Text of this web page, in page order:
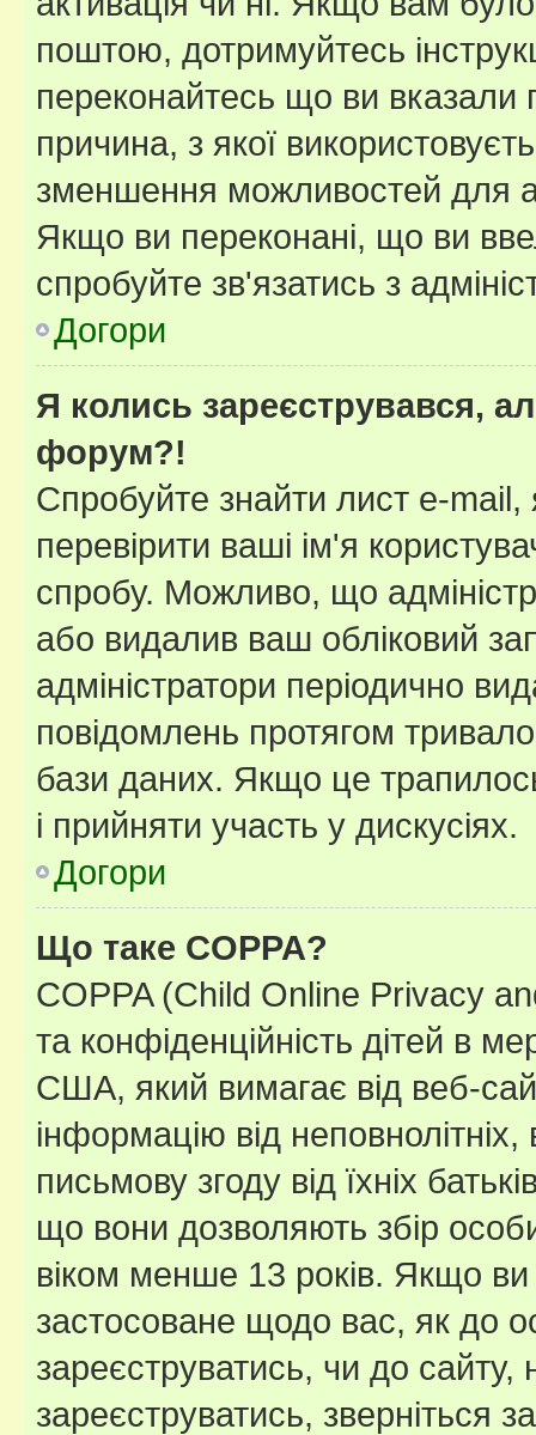
поштою, дотримуйтесь
переконайтесь що ви
причина, з якої
зменшення можливостей для
Якщо ви переконані, що ви
спробуйте зв'язатись з
Догори
Я колись зареєструвався,
форум?!
Спробуйте знайти лист e-mail,
перевірити ваші ім'я
спробу. Можливо, що
або видалив ваш обліковий
адміністратори періодично
повідомлень протягом
бази даних. Якщо це
і прийняти участь у дискусіях.
Догори
Що таке COPPA?
COPPA (Child Online Privacy
та конфіденційність дітей в
США, який вимагає від веб-
інформацію від
письмову згоду від їхніх
що вони дозволяють збір
віком менше 13 років. Якщо
застосоване щодо вас, як до
зареєструватись, чи до
зареєструватись, зверніться